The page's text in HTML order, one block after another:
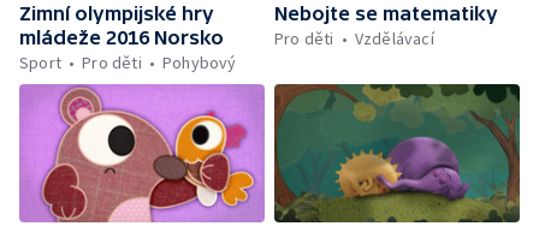
Zimní olympijské hry
mládeže 2016 Norsko
Sport
Pro děti Pohybový
Nebojte se matematiky
Pro děti
Vzdělávací